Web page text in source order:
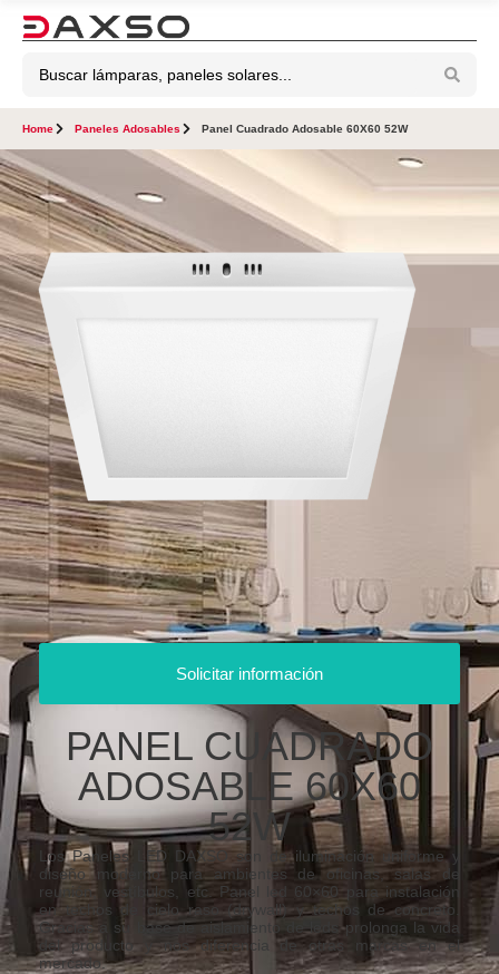
Home Paneles Adosables Panel Cuadrado Adosable 60X60 52W
Solicitar información
PANEL CUADRADO
ADOSABLE 60X60
52W
Los Paneles LED DAXSO son de iluminación uniforme y
diseño moderno para ambientes de oficinas, salas de
reunión, vestíbulos, etc. Panel led 60×60 para instalación
en techos de cielo raso (drywall) y techos de concreto.
Gracias a su base de aislamiento de leds prolonga la vida
del producto y nos diferencia de otras marcas en el
mercado.